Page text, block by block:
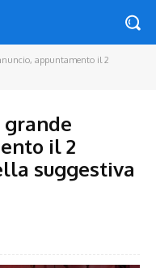
appuntamento il 2
grande
il 2
suggestiva